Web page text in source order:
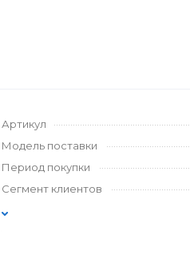
Артикул
Модель поставки
Период покупки
Сегмент клиентов